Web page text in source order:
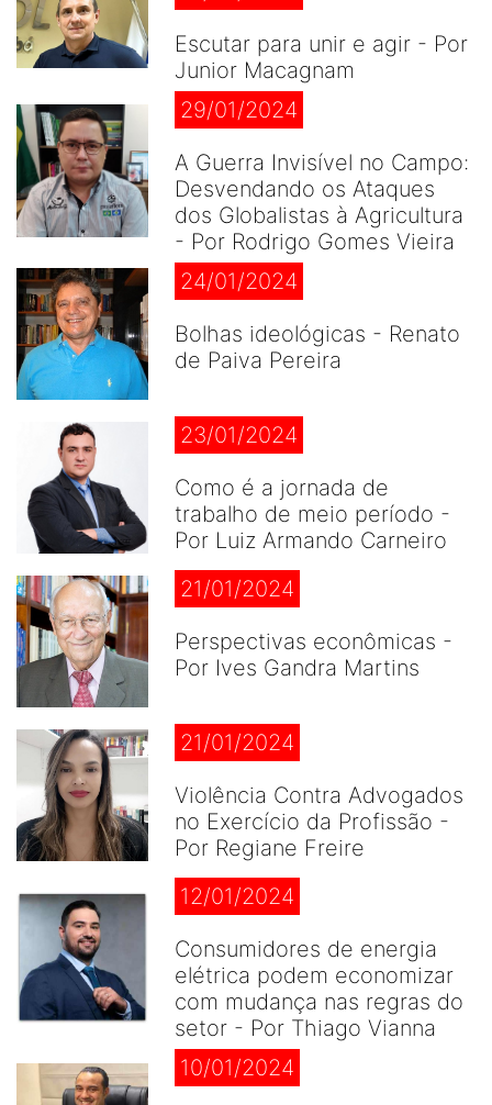
Escutar para unir e agir - Por
Junior Macagnam
29/01/2024
A Guerra Invisível no Campo:
Desvendando os Ataques
dos Globalistas à Agricultura
- Por Rodrigo Gomes Vieira
24/01/2024
Bolhas ideológicas - Renato
de Paiva Pereira
23/01/2024
Como é a jornada de
trabalho de meio período -
Por Luiz Armando Carneiro
21/01/2024
Perspectivas econômicas -
Por Ives Gandra Martins
21/01/2024
Violência Contra Advogados
no Exercício da Profissão -
Por Regiane Freire
12/01/2024
Consumidores de energia
elétrica podem economizar
com mudança nas regras do
setor - Por Thiago Vianna
10/01/2024